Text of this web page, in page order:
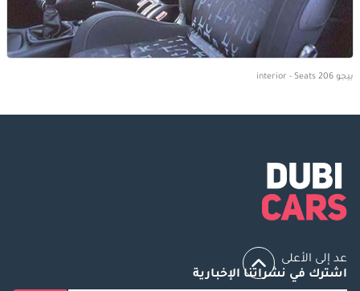
بيجو 206 interior - Seats
عد إلى الأعلى
اشترك في نشراتنا الإخبارية